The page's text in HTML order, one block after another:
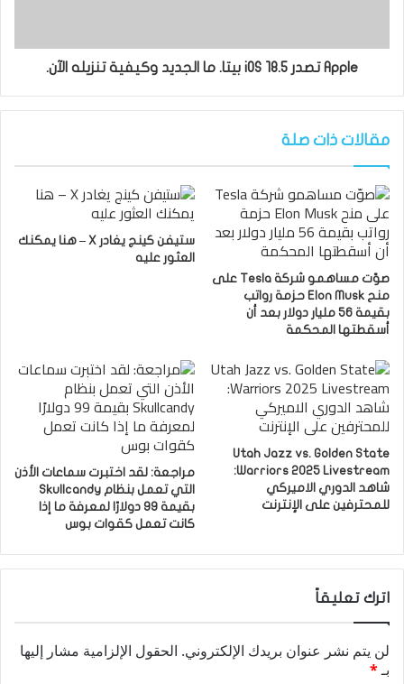
Apple تصدر iOS 18.5 بيتا. ما الجديد وكيفية تنزيله الآن.
مقالات ذات صلة
صوّت مساهمو شركة Tesla على
منح Elon Musk حزمة رواتب
بقيمة 56 مليار دولار بعد أن
أسقطتها المحكمة
ستيفن كينج يغادر X – هنا يمكنك
العثور عليه
Utah Jazz vs. Golden State
Warriors 2025 Livestream:
شاهد الدوري الاميركي
للمحترفين على الإنترنت
مراجعة: لقد اختبرت سماعات الأذن
التي تعمل بنظام Skullcandy
بقيمة 99 دولارًا لمعرفة ما إذا
كانت تعمل كقوات بوس
اترك تعليقاً
لن يتم نشر عنوان بريدك الإلكتروني. الحقول الإلزامية مشار إليها
بـ*